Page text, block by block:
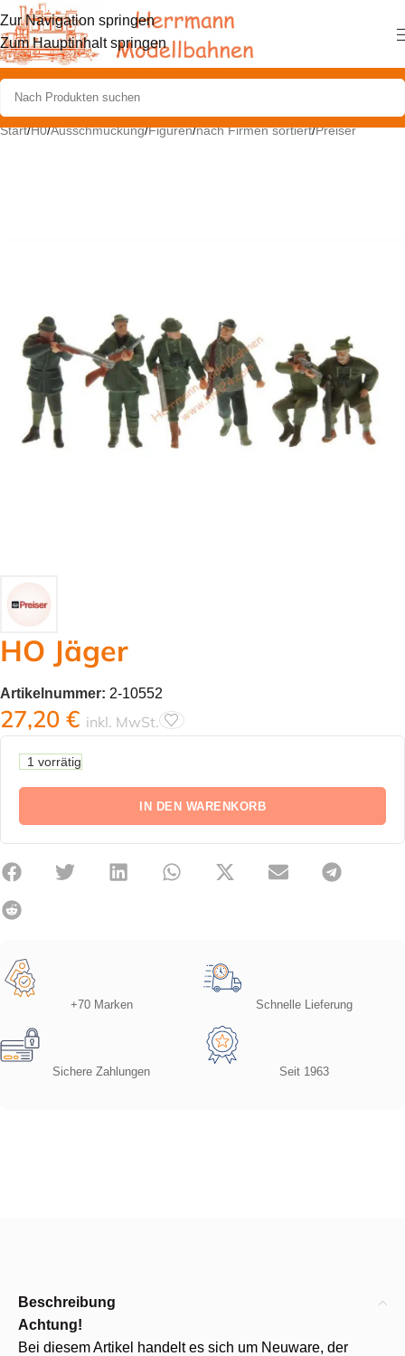
Zur Navigation springen
Zum Hauptinhalt springen
Start/H0/Ausschmückung/Figuren/nach Firmen sortiert/Preiser
HO Jäger
Artikelnummer: 2-10552
27,20 € inkl. MwSt.
1 vorrätig
IN DEN WARENKORB
+70 Marken Schnelle Lieferung
Sichere Zahlungen Seit 1963
Beschreibung
Achtung!
Bei diesem Artikel handelt es sich um Neuware, der